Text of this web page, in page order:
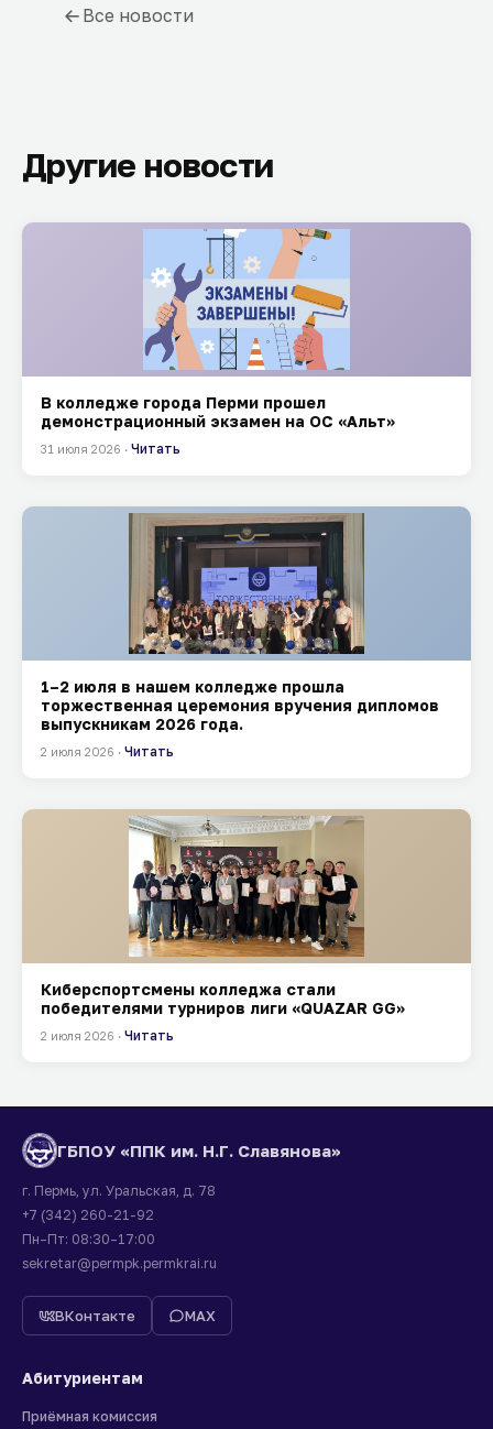
Все новости
Другие новости
В колледже города Перми прошел
демонстрационный экзамен на ОС «Альт»
31 июля 2026 · Читать
1–2 июля в нашем колледже прошла
торжественная церемония вручения дипломов
выпускникам 2026 года.
2 июля 2026 · Читать
Киберспортсмены колледжа стали
победителями турниров лиги «QUAZAR GG»
2 июля 2026 · Читать
ГБПОУ «ППК им. Н.Г. Славянова»
г. Пермь, ул. Уральская, д. 78
+7 (342) 260-21-92
Пн–Пт: 08:30–17:00
sekretar@permpk.permkrai.ru
ВКонтакте MAX
Абитуриентам
Приёмная комиссия